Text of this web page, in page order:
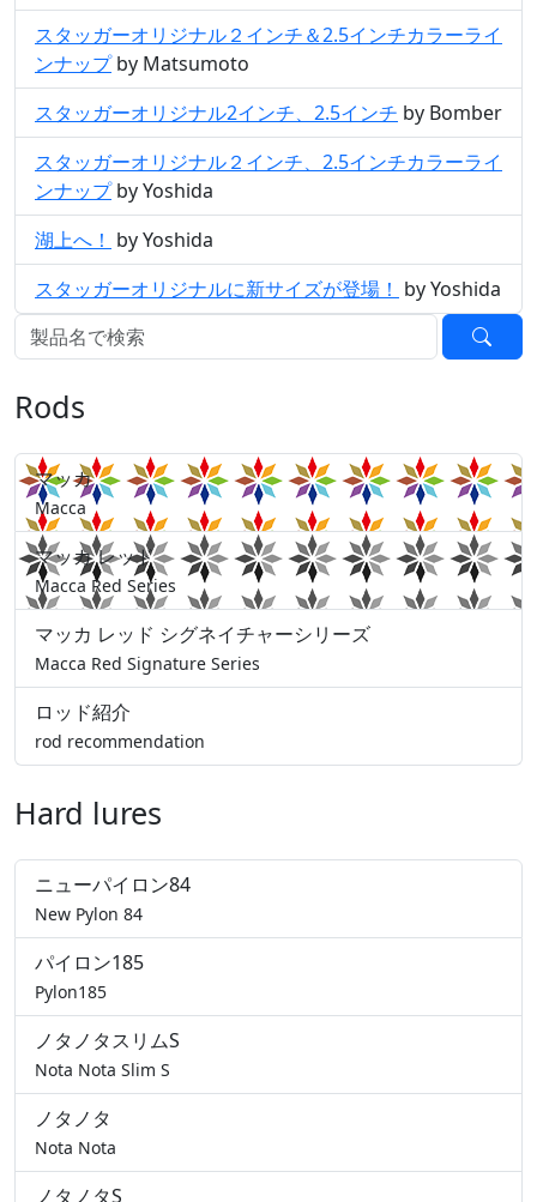
スタッガーオリジナル２インチ＆2.5インチカラーライ
ンナップby Matsumoto
スタッガーオリジナル2インチ、2.5インチ by Bomber
スタッガーオリジナル２インチ、2.5インチカラーライ
ンナップby Yoshida
湖上へ！ by Yoshida
スタッガーオリジナルに新サイズが登場！ by Yoshida
Rods
マッカ
Macca
マッカ レッド
Macca Red Series
マッカ レッド シグネイチャーシリーズ
Macca Red Signature Series
ロッド紹介
rod recommendation
Hard lures
ニューパイロン84
New Pylon 84
パイロン185
Pylon185
ノタノタスリムS
Nota Nota Slim S
ノタノタ
Nota Nota
ノタノタS